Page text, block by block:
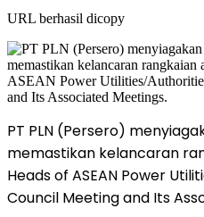
URL berhasil dicopy
PT PLN (Persero)
memastikan kelancaran
Heads of ASEAN Power
Council Meeting and Its